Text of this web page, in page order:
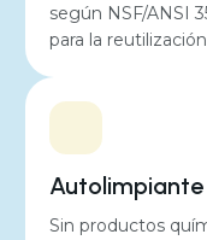
según NSF/ANSI
para la
Autolimpiante
Sin productos